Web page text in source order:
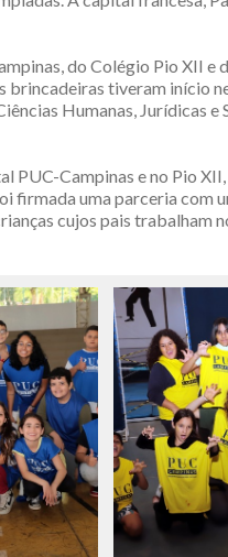
do Colégio Pio XII e
brincadeiras tiveram início
Humanas, Jurídicas e
PUC-Campinas e no Pio XII,
firmada uma parceria com
cujos pais trabalham